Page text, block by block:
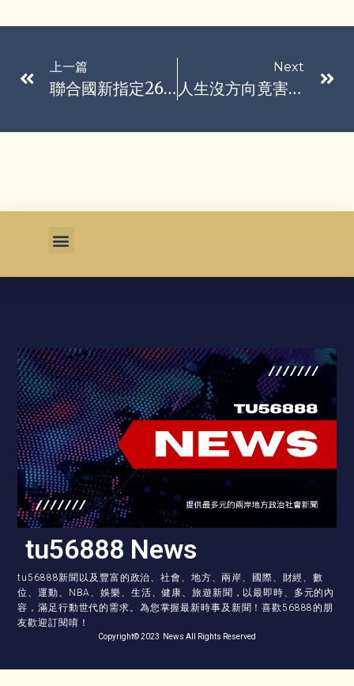
上一篇
聯合國新指定26處生物圈保護區 分布印尼、冰島等21國
Next
人生沒方向竟害身體發炎？專家揭「心理壓力」與「疾病」關聯！
tu56888 News
tu56888新聞以及豐富的政治、社會、地方、兩岸、國際、財經、數
位、運動、NBA、娛樂、生活、健康、旅遊新聞，以最即時、多元的內
容，滿足行動世代的需求。為您掌握最新時事及新聞！喜歡56888的朋
友歡迎訂閱唷！
Copyright© 2023 News All Rights Reserved